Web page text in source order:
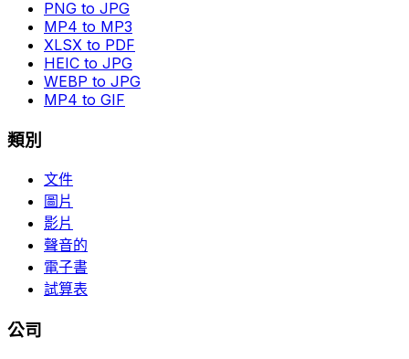
PNG to JPG
MP4 to MP3
XLSX to PDF
HEIC to JPG
WEBP to JPG
MP4 to GIF
類別
文件
圖片
影片
聲音的
電子書
試算表
公司